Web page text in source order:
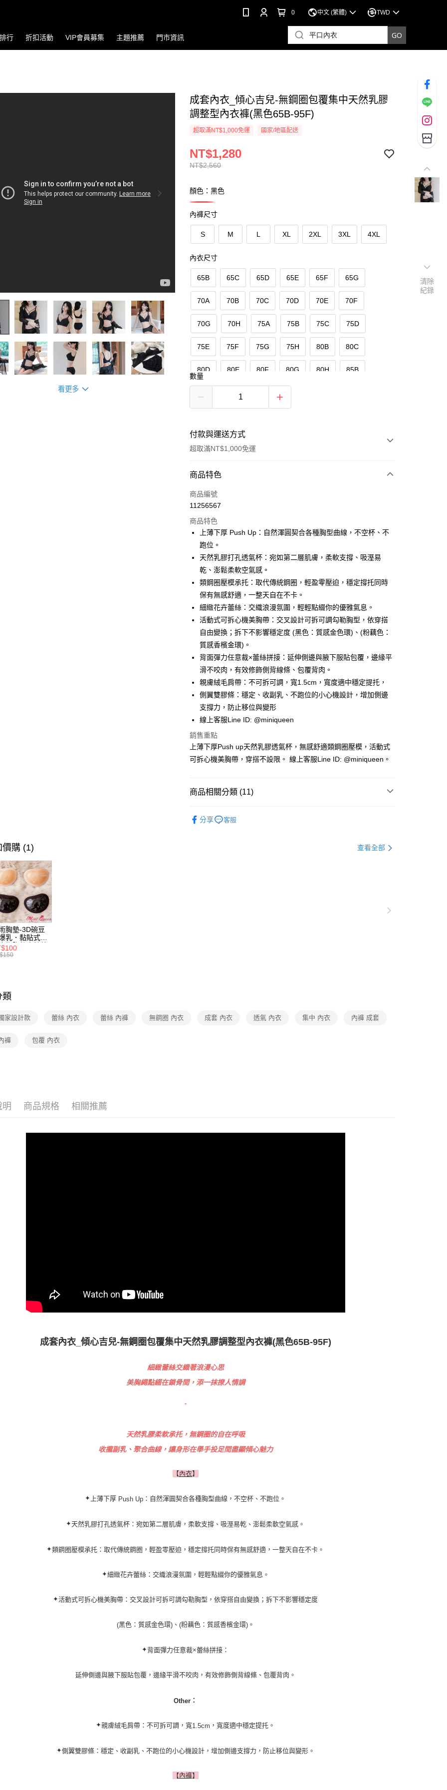
0 中文 (繁體) TWD
行 折扣活動 VIP會員募集 主題推薦 門市資訊
看更多
成套內衣_傾心吉兒-無鋼圈包覆集中天然乳膠
調整型內衣褲(黑色65B-95F)
超取滿NT$1,000免運 國家/地區配送
NT$2,560
NT$1,280
顏色：黑色
內褲尺寸
S M L XL 2XL 3XL 4XL
內衣尺寸
65B 65C 65D 65E 65F 65G
70A 70B 70C 70D 70E 70F
70G 70H 75A 75B 75C 75D
75E 75F 75G 75H 80B 80C
80D 80E 80F 80G 80H 85B
85D
數量
付款與運送方式
超取滿NT$1,000免運
付款方式
信用卡一次付款
3 期 0 利率 每期 NT$426 21家銀行
合作金庫商業銀行
華南商業銀行
彰化商業銀行
國泰世華商業銀行
臺灣中小企業銀行
台中商業銀行
匯豐（台灣）商業銀行
華泰商業銀行
聯邦商業銀行
遠東國際商業銀行
元大商業銀行
永豐商業銀行
台新國際商業銀行
中國信託商業銀行
台灣樂天信用卡公司
超商取貨付款
Apple Pay
大哥付你分期
相關說明
【大哥付你分期使用說明】
1.本服務由台灣大哥大提供，台灣大哥大用戶可立即使用無須另外申請。
2.付款方式選擇「大哥付你分期」，訂單成立後會自動跳轉到大哥付的交易
流程，驗證手機門號後，選擇欲分期的期數、繳款截止日，確認付款後即
完成交易。
3.實際核准額度、可分期數及費用金額請依後續交易確認頁面所載為準。
4.訂單成立30分鐘內，如未前往確認交易或遇審核未通過，訂單將自動取
消。如遇「轉專審核」未通過狀況，表示未達大哥付你分期系統評分，恕
【繳款方式說明】
1.分期款項不併入電信帳單，「大哥付你分期」於每月結算日後寄送繳費提
醒簡訊。
2.透過簡訊連結打開帳單後，可選擇「超商條碼／台灣大直營門市／銀行轉
帳／街口支付／iPASS MONEY」等通路繳費。
用戶於交易時，得透過本服務購買商品或服務，並由商店將買賣／分期付
資料（包含姓名、電話或地址）提供予台灣大哥大進項蒐集、處理及利
AFTEE先享後付
相關說明
【關於「AFTEE先享後付」】
AFTEE先享後付是「在收到商品之後才付款」的支付方式。 讓您購物簡單
１．簡單：不需註冊會員、不需綁卡、不需儲值。
２．便利：只要手機號碼，簡訊認證，即可結帳。
３．安心：先確認商品／服務後，再付款。
【「AFTEE先享後付」結帳流程】
１．於結帳方式選擇「AFTEE先享後付」後，將跳轉至「AFTEE先享後
付」結帳頁面，進行簡訊認證並確認金額後，即可完成結帳。
２．訂單成立數日內，您將收到繳費通知簡訊。
※ 請注意：結帳手續完成當下不需立刻繳費，但若您需要取消訂單，請聯
絡購買商品的店家。未經商家同意取消之訂單仍視為有效，需透過AFTEE
※ 交易是否成功請以「AFTEE先享後付 」之結帳頁面顯示為準，若有關於
是否繳費成功／繳費後需取消欲退款等相關疑問，請聯繫「AFTEE先享後
ATM付款
運送方式
每筆NT$90，滿NT$1,200(含以上)免運費
付款後全家取貨
7-11取貨付款
付款後7-11取貨
商品特色
商品編號
11256567
商品特色
上薄下厚 Push Up：自然渾圓契合各種胸型曲線，不空杯、不
跑位。
天然乳膠打孔透氣杯：宛如第二層肌膚，柔軟支撐、吸溼易
乾、澎鬆柔軟空氣感。
類鋼圈壓模承托：取代傳統鋼圈，輕盈零壓迫，穩定撐托同時
保有無感舒適，一整天自在不卡。
細緻花卉蕾絲：交織浪漫氛圍，輕輕點綴你的優雅氣息。
活動式可拆心機美胸帶：交叉設計可拆可調勾勒胸型，依穿搭
自由變換；拆下不影響穩定度 (黑色：質感金色環)、(粉藕色：
質感香檳金環)。
背面彈力任意裁×蕾絲拼接：延伸側邊與腋下服貼包覆，邊緣平
滑不咬肉，有效修飾側背線條、包覆背肉。
親膚絨毛肩帶：不可拆可調，寬1.5cm，寬度適中穩定提托，
側翼雙膠條：穩定、收副乳、不跑位的小心機設計，增加側邊
支撐力，防止移位與變形
線上客服Line ID: @miniqueen
銷售重點
上薄下厚Push up天然乳膠透氣杯，無感舒適類鋼圈壓模，活動式
可拆心機美胸帶，穿搭不設限。 線上客服Line ID: @miniqueen。
商品相關分類 (11)
分享 客服
價購 (1) 查看全部
胸墊-3D碗豆
乳．黏貼式超
術胸墊水餃墊
泳衣比基尼可
類
家設計款 蕾絲 內衣 蕾絲 內褲 無鋼圈 內衣 成套 內衣 透氣 內衣 集中 內衣 內褲 成套
褲 包覆 內衣
明 商品規格 相關推薦
成套內衣_ 傾心吉兒-無鋼圈包覆集中天然乳膠調整型內衣褲(黑色65B-95F)
細緻蕾絲交織著浪漫心思
美胸繩點綴在鎖骨間，添一抹撩人情調
-
天然乳膠柔軟承托，無鋼圈的自在呼吸
收攏副乳、聚合曲線，讓身形在舉手投足間盡顯傾心魅力
【內衣】
✦ 上薄下厚 Push Up ：自然渾圓契合各種胸型曲線 ，不空杯、不跑位。
✦天然乳膠打孔透氣杯：宛如第二層肌膚，柔軟支撐、吸溼易乾、澎鬆柔軟空氣感。
✦類鋼圈壓模承托：取代傳統鋼圈，輕盈零壓迫，穩定撐托同時保有無感舒適，一整天自在不卡。
✦細緻花卉蕾絲：交織浪漫氛圍， 輕輕點綴你的優雅氣息。
✦活動式可拆心機美胸帶：交叉設計可拆可調勾勒胸型，依穿搭自由變換；拆下不影響穩定度
(黑色：質感金色環)、 (粉藕色：質感香檳金環)。
✦背面彈力任意裁×蕾絲拼接：
延伸側邊與腋下服貼包覆，邊緣平滑不咬肉，有效修飾側背線條、包覆背肉。
Other ：
✦親膚絨毛肩帶：不可拆可調，寬1.5cm ，寬度適中穩定提托 。
✦側翼雙膠條： 穩定、收副乳、不跑位的小心機設計，增加側邊支撐力，防止移位與變形。
【內褲】
清除
紀錄